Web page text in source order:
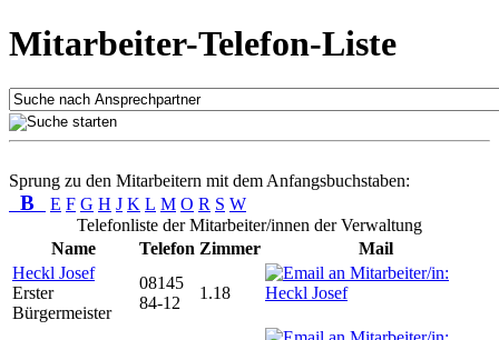
Mitarbeiter-Telefon-Liste
Sprung zu den Mitarbeitern mit dem Anfangsbuchstaben:
B E F G H J K L M O R S W
Telefonliste der Mitarbeiter/innen der Verwaltung
Name
Telefon Zimmer
Mail
Heckl Josef
Erster
Bürgermeister
08145
84-12
1.18